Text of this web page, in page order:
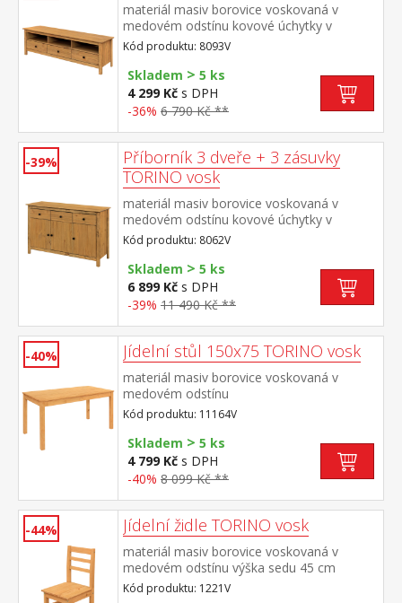
materiál masiv borovice voskovaná v
medovém odstínu kovové úchytky v
barevném provedení černěná mosaz 3
zásuvky s kovovými pojezdy
Kód produktu: 8093V
Skladem > 5 ks
4 299 Kč s DPH
-36% 6 790 Kč **
-39%
Příborník 3 dveře + 3 zásuvky
TORINO vosk
materiál masiv borovice voskovaná v
medovém odstínu kovové úchytky v
barevném provedení černěná mosaz 3
dveře, 3 zásuvky s kovovými pojezdy
vhodný doplněk nástavec TORINO 8063V
Kód produktu: 8062V
Skladem > 5 ks
6 899 Kč s DPH
-39% 11 490 Kč **
-40% Jídelní stůl 150x75 TORINO vosk
materiál masiv borovice voskovaná v
medovém odstínu
Kód produktu: 11164V
Skladem > 5 ks
4 799 Kč s DPH
-40% 8 099 Kč **
-44% Jídelní židle TORINO vosk
materiál masiv borovice voskovaná v
medovém odstínu výška sedu 45 cm
Kód produktu: 1221V